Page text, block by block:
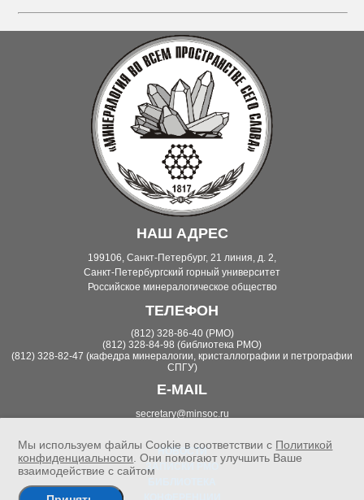
НАШ АДРЕС
199106, Санкт-Петербург, 21 линия, д. 2,
Санкт-Петербургский горный университет
Российское минералогическое общество
ТЕЛЕФОН
(812) 328-86-40 (РМО)
(812) 328-84-98 (библиотека РМО)
(812) 328-82-47 (кафедра минералогии, кристаллографии и петрографии
СПГУ)
E-MAIL
secretary@minsoc.ru
НОВОСТИ
ЗАПИСКИ РМО
Мы используем файлы Cookie в соответствии с Политикой
конфиденциальности . Они помогают улучшить Ваше
взаимодействие с сайтом